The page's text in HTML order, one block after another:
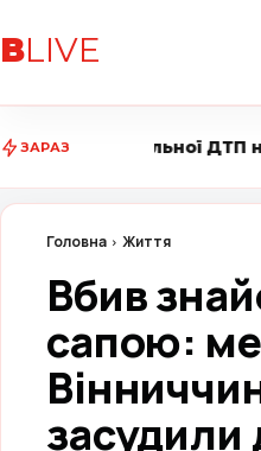
ВLIVE
ЗАРАЗна Вінниччині •
Головна Життя
Вбив
сапою:
засудили